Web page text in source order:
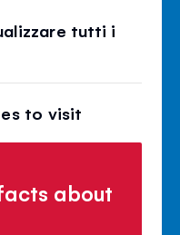
tutti i
to visit
about